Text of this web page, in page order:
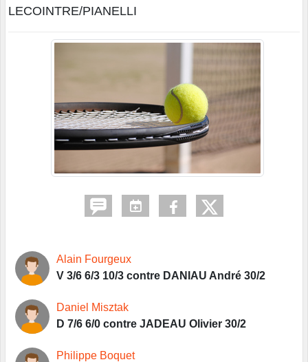
LECOINTRE/PIANELLI
Alain Fourgeux
V 3/6 6/3 10/3 contre DANIAU André 30/2
Daniel Misztak
D 7/6 6/0 contre JADEAU Olivier 30/2
Philippe Boquet